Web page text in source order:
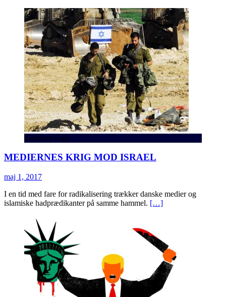
Geoffrey Cain
MEDIERNES KRIG MOD ISRAEL
maj 1, 2017
I en tid med fare for radikalisering trækker danske medier og
islamiske hadprædikanter på samme hammel. […]